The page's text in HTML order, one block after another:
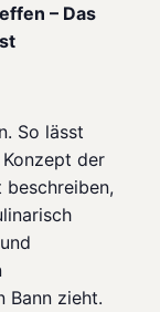
– Das
So lässt
der
beschreiben,
Bann zieht.